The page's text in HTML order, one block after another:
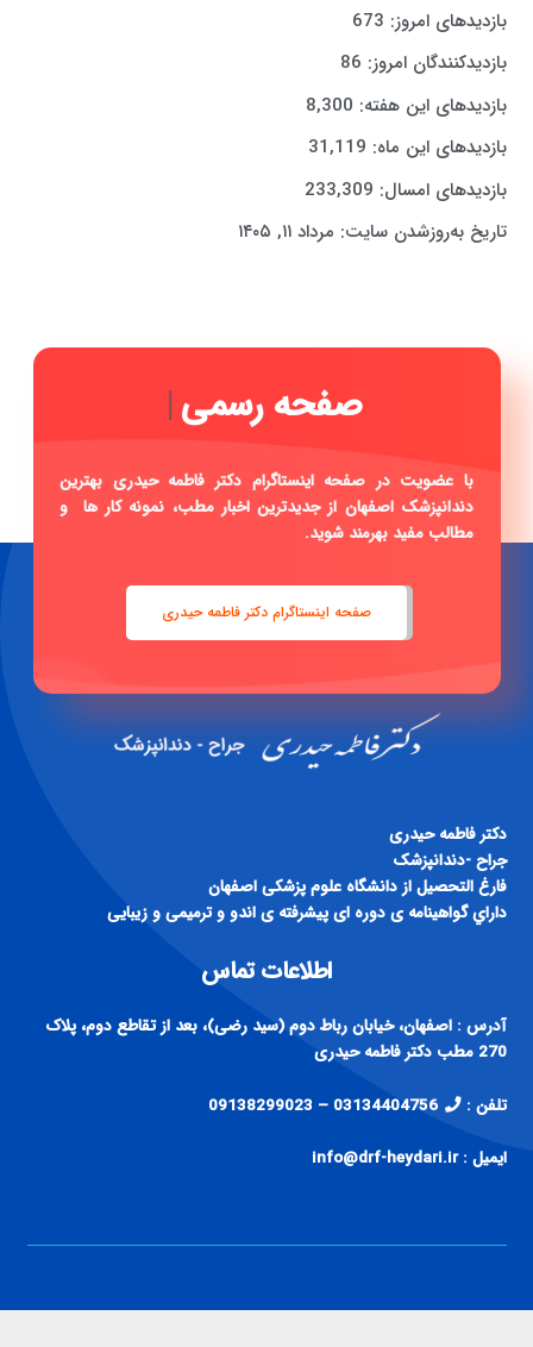
بازدیدهای امروز: 673
بازدیدکنندگان امروز: 86
بازدیدهای این هفته: 8,300
بازدیدهای این ماه: 31,119
بازدیدهای امسال: 233,309
تاریخ به‌روزشدن سایت: مرداد ۱۱, ۱۴۰۵
صفحه ر|
با عضویت در صفحه اینستاگرام دکتر فاطمه حیدری بهترین
دندانپزشک اصفهان از جدیدترین اخبار مطب، نمونه کار ها و
مطالب مفید بهرمند شوید.
صفحه اینستاگرام دکتر فاطمه حیدری
دكتر فاطمه حيدری
جراح -دندانپزشک
فارغ التحصيل از دانشگاه علوم پزشكی اصفهان
داراي گواهينامه ی دوره ای پيشرفته ی اندو و ترميمی و زيبايی
اطلاعات تماس
آدرس : اصفهان، خیابان رباط دوم (سید رضی)، بعد از تقاطع دوم، پلاک
270 مطب دکتر فاطمه حیدری
تلفن : 03134404756 – 09138299023
ایمیل : info@drf-heydari.ir